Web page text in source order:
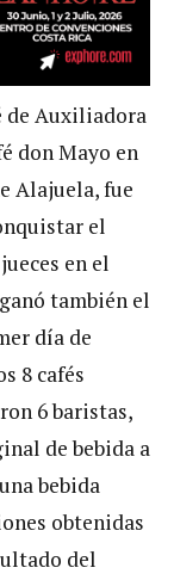
de Auxiliadora
don Mayo en
Alajuela, fue
el
en el
también el
día de
8 cafés
6 baristas,
de bebida a
bebida
obtenidas
del